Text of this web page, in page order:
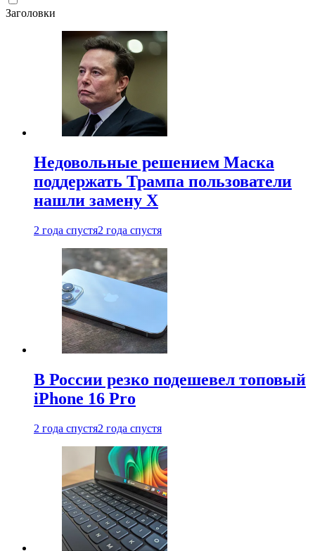
Заголовки
Недовольные решением Маска
поддержать Трампа пользователи
нашли замену X
2 года спустя2 года спустя
В России резко подешевел топовый
iPhone 16 Pro
2 года спустя2 года спустя